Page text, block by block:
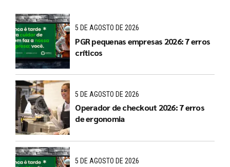
5 DE AGOSTO DE 2026
PGR pequenas empresas 2026: 7 erros
críticos
5 DE AGOSTO DE 2026
Operador de checkout 2026: 7 erros
de ergonomia
5 DE AGOSTO DE 2026